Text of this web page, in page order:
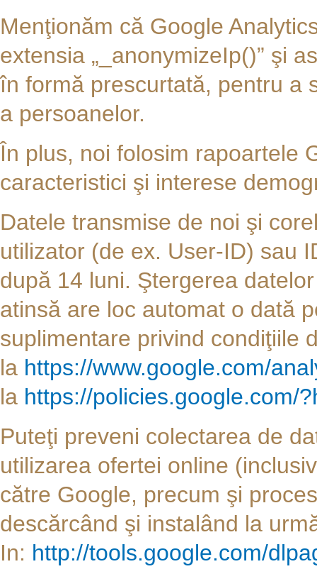
Menţionăm că Google
extensia „_anonymizeIp()” şi
în formă prescurtată, pentru a
a persoanelor.
În plus, noi folosim rapoartele
caracteristici şi interese
Datele transmise de noi şi
utilizator (de ex. User-ID) sau
după 14 luni. Ştergerea
atinsă are loc automat o dată
suplimentare privind condiţiile
la https://www.google.com/
la https://policies.google.com/
Puteţi preveni colectarea de
utilizarea ofertei online
către Google, precum şi
descărcând şi instalând la
In: http://tools.google.com/